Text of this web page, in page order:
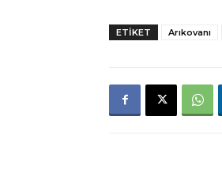
ETIKET Arıkovanı